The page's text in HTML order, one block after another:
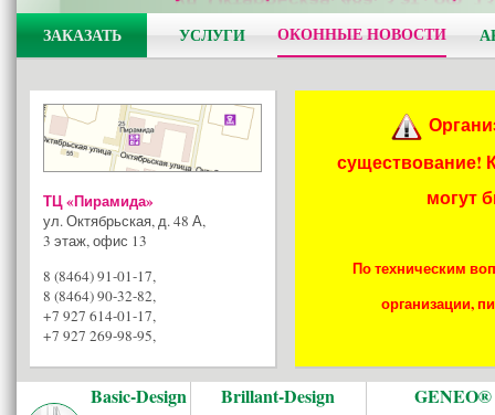
ЗАКАЗАТЬ УСЛУГИ ОКОННЫЕ НОВОСТИ
ТЦ «Пирамида»
ул. Октябрьская, д. 48 А,
3 этаж, офис 13
8 (8464) 91-01-17,
8 (8464) 90-32-82,
+7 927 614-01-17,
+7 927 269-98-95,
существование!
могут
По техническим
организации,
Basic-Design Brillant-Design GENEO®